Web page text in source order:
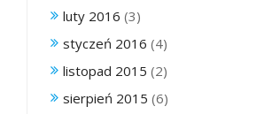
luty 2016 (3)
styczeń 2016 (4)
listopad 2015 (2)
sierpień 2015 (6)